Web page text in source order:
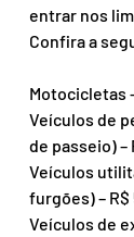
entrar nos
Confira a
Motocicletas
Veículos de
de passeio) –
Veículos
furgões) – R$
Veículos de